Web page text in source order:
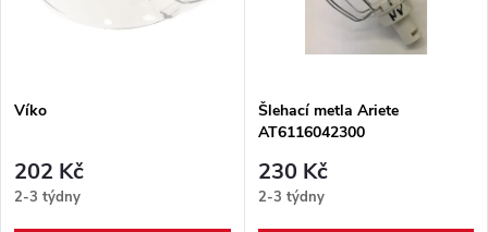
p
r
s
p
r
Víko
202 Kč
2-3 týdny
Šlehací metla Ariete
AT6116042300
230 Kč
2-3 týdny